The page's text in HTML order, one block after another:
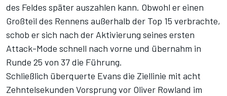
des Feldes später auszahlen kann. Obwohl er einen
Großteil des Rennens außerhalb der Top 15 verbrachte,
schob er sich nach der Aktivierung seines ersten
Attack-Mode schnell nach vorne und übernahm in
Runde 25 von 37 die Führung.
Schließlich überquerte Evans die Ziellinie mit acht
Zehntelsekunden Vorsprung vor Oliver Rowland im